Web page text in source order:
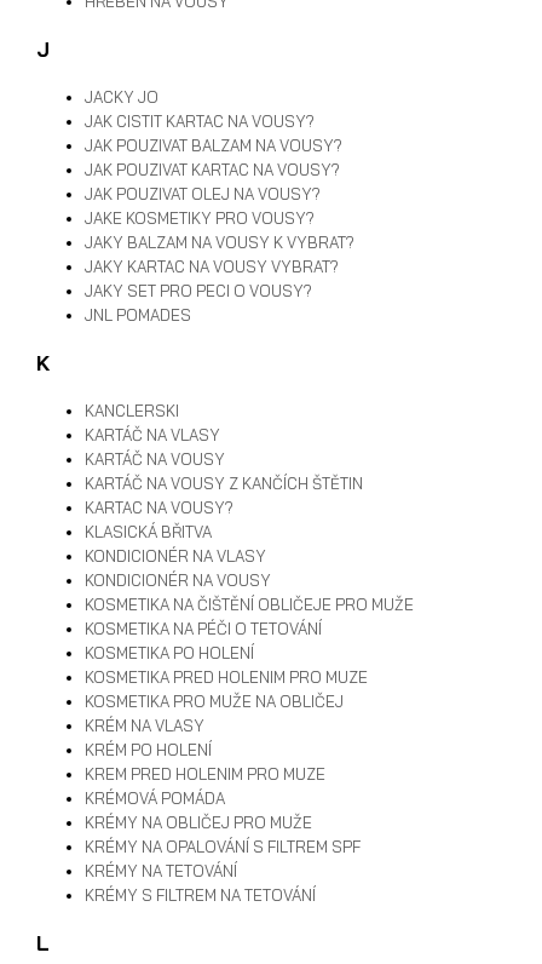
J
JACKY JO
JAK CISTIT KARTAC NA VOUSY?
JAK POUZIVAT BALZAM NA VOUSY?
JAK POUZIVAT KARTAC NA VOUSY?
JAK POUZIVAT OLEJ NA VOUSY?
JAKE KOSMETIKY PRO VOUSY?
JAKY BALZAM NA VOUSY K VYBRAT?
JAKY KARTAC NA VOUSY VYBRAT?
JAKY SET PRO PECI O VOUSY?
JNL POMADES
K
KANCLERSKI
KARTÁČ NA VLASY
KARTÁČ NA VOUSY
KARTÁČ NA VOUSY Z KANČÍCH ŠTĚTIN
KARTAC NA VOUSY?
KLASICKÁ BŘITVA
KONDICIONÉR NA VLASY
KONDICIONÉR NA VOUSY
KOSMETIKA NA ČIŠTĚNÍ OBLIČEJE PRO MUŽE
KOSMETIKA NA PÉČI O TETOVÁNÍ
KOSMETIKA PO HOLENÍ
KOSMETIKA PRED HOLENIM PRO MUZE
KOSMETIKA PRO MUŽE NA OBLIČEJ
KRÉM NA VLASY
KRÉM PO HOLENÍ
KREM PRED HOLENIM PRO MUZE
KRÉMOVÁ POMÁDA
KRÉMY NA OBLIČEJ PRO MUŽE
KRÉMY NA OPALOVÁNÍ S FILTREM SPF
KRÉMY NA TETOVÁNÍ
KRÉMY S FILTREM NA TETOVÁNÍ
L